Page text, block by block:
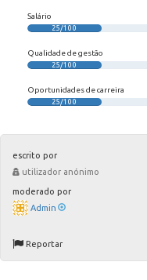
Salário
25/100
Qualidade de gestão
25/100
Oportunidades de carreira
25/100
escrito por
utilizador anónimo
moderado por
Admin
Reportar